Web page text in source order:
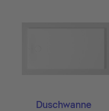
Duschwanne